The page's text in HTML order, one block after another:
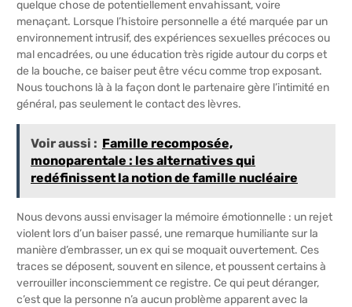
quelque chose de potentiellement envahissant, voire
menaçant. Lorsque l’histoire personnelle a été marquée par un
environnement intrusif, des expériences sexuelles précoces ou
mal encadrées, ou une éducation très rigide autour du corps et
de la bouche, ce baiser peut être vécu comme trop exposant.
Nous touchons là à la façon dont le partenaire gère l’intimité en
général, pas seulement le contact des lèvres.
Voir aussi : Famille recomposée,
monoparentale : les alternatives qui
redéfinissent la notion de famille nucléaire
Nous devons aussi envisager la mémoire émotionnelle : un rejet
violent lors d’un baiser passé, une remarque humiliante sur la
manière d’embrasser, un ex qui se moquait ouvertement. Ces
traces se déposent, souvent en silence, et poussent certains à
verrouiller inconsciemment ce registre. Ce qui peut déranger,
c’est que la personne n’a aucun problème apparent avec la